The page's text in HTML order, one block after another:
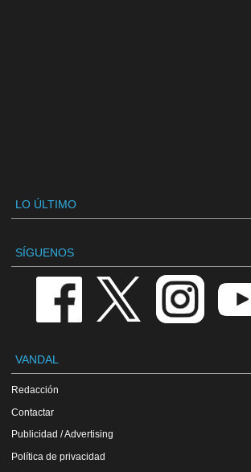
LO ÚLTIMO
SÍGUENOS
VANDAL
Redacción
Contactar
Publicidad / Advertising
Política de privacidad